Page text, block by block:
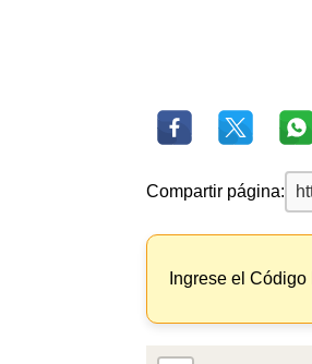
Compartir página:
Ingrese el